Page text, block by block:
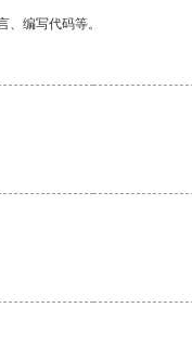
编写代码等。